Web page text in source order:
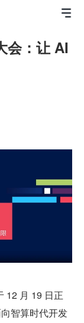
会：让 AI
12 月 19 日正
智算时代开发